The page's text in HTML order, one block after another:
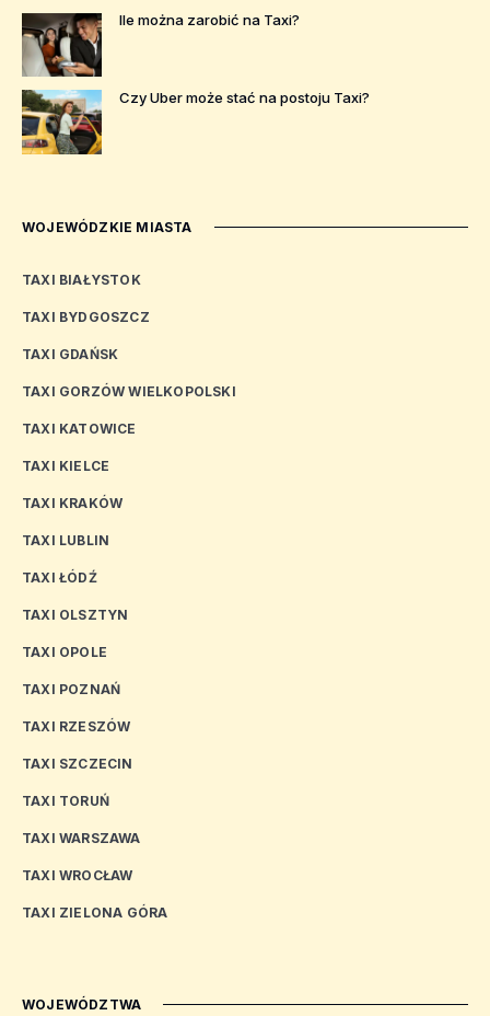
Ile można zarobić na Taxi?
Czy Uber może stać na postoju Taxi?
WOJEWÓDZKIE MIASTA
TAXI BIAŁYSTOK
TAXI BYDGOSZCZ
TAXI GDAŃSK
TAXI GORZÓW WIELKOPOLSKI
TAXI KATOWICE
TAXI KIELCE
TAXI KRAKÓW
TAXI LUBLIN
TAXI ŁÓDŹ
TAXI OLSZTYN
TAXI OPOLE
TAXI POZNAŃ
TAXI RZESZÓW
TAXI SZCZECIN
TAXI TORUŃ
TAXI WARSZAWA
TAXI WROCŁAW
TAXI ZIELONA GÓRA
WOJEWÓDZTWA